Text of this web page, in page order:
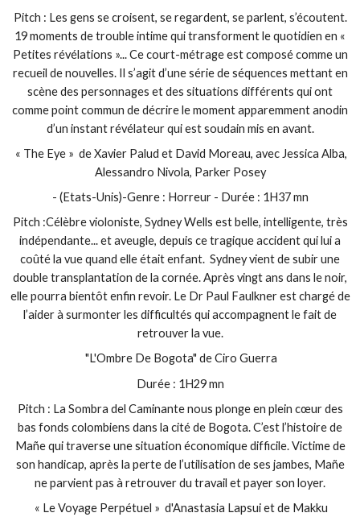
Pitch : Les gens se croisent, se regardent, se parlent, s’écoutent.
19 moments de trouble intime qui transforment le quotidien en «
Petites révélations »... Ce court-métrage est composé comme un
recueil de nouvelles. Il s’agit d’une série de séquences mettant en
scène des personnages et des situations différents qui ont
comme point commun de décrire le moment apparemment anodin
d’un instant révélateur qui est soudain mis en avant.
« The Eye » de Xavier Palud et David Moreau, avec Jessica Alba,
Alessandro Nivola, Parker Posey
- (Etats-Unis)-Genre : Horreur - Durée : 1H37 mn
Pitch :Célèbre violoniste, Sydney Wells est belle, intelligente, très
indépendante... et aveugle, depuis ce tragique accident qui lui a
coûté la vue quand elle était enfant. Sydney vient de subir une
double transplantation de la cornée. Après vingt ans dans le noir,
elle pourra bientôt enfin revoir. Le Dr Paul Faulkner est chargé de
l’aider à surmonter les difficultés qui accompagnent le fait de
retrouver la vue.
"L'Ombre De Bogota" de Ciro Guerra
Durée : 1H29 mn
Pitch : La Sombra del Caminante nous plonge en plein cœur des
bas fonds colombiens dans la cité de Bogota. C’est l’histoire de
Mañe qui traverse une situation économique difficile. Victime de
son handicap, après la perte de l’utilisation de ses jambes, Mañe
ne parvient pas à retrouver du travail et payer son loyer.
« Le Voyage Perpétuel » d'Anastasia Lapsui et de Makku